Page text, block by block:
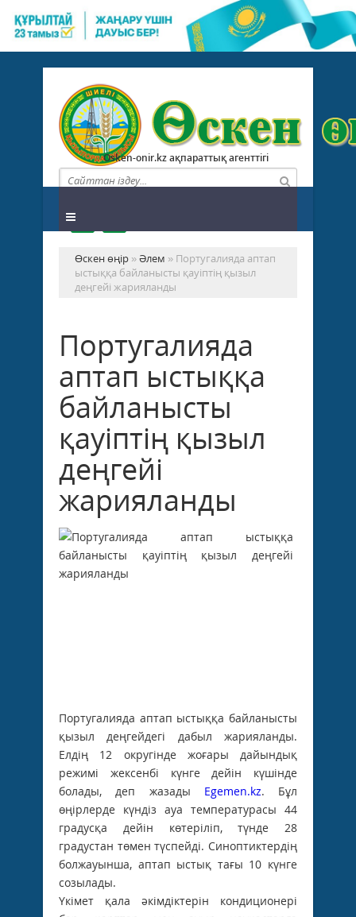
Osken-onir.kz ақпараттық агенттігі
Өскен өңір »Әлем » Португалияда аптап
ыстыққа байланысты қауіптің қызыл
деңгейі жарияланды
Португалияда
аптап ыстыққа
байланысты
қауіптің қызыл
деңгейі
жарияланды
Португалияда аптап ыстыққа байланысты
қызыл деңгейдегі дабыл жарияланды.
Елдің 12 округінде жоғары дайындық
режимі жексенбі күнге дейін күшінде
болады, деп жазады Egemen.kz. Бұл
өңірлерде күндіз ауа температурасы 44
градусқа дейін көтеріліп, түнде 28
градустан төмен түспейді. Синоптиктердің
болжауынша, аптап ыстық тағы 10 күнге
созылады.
Үкімет қала әкімдіктерін кондиционері